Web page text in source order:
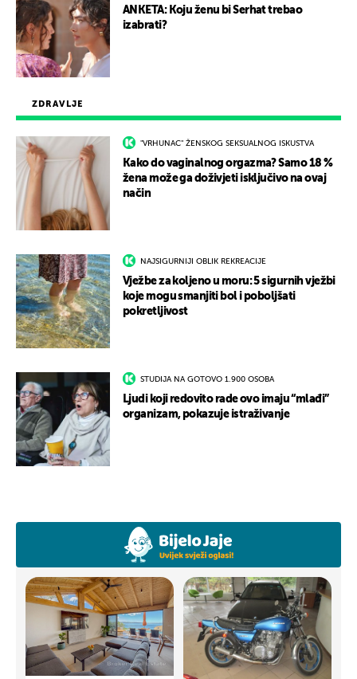
ZDRAVLJE
"VRHUNAC" ŽENSKOG SEKSUALNOG ISKUSTVA
Kako do vaginalnog orgazma? Samo 18 %
žena može ga doživjeti isključivo na ovaj
način
NAJSIGURNIJI OBLIK REKREACIJE
Vježbe za koljeno u moru: 5 sigurnih vježbi
koje mogu smanjiti bol i poboljšati
pokretljivost
STUDIJA NA GOTOVO 1.900 OSOBA
Ljudi koji redovito rade ovo imaju “mlađi”
organizam, pokazuje istraživanje
ANKETA: Koju ženu bi Serhat trebao
izabrati?